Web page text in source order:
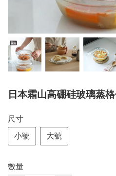
日本霜山高硼硅玻璃蒸
尺寸
小號 大號
數量